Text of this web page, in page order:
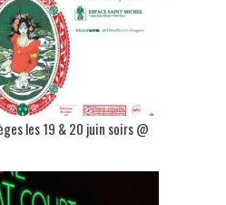
les 19 & 20 juin soirs @